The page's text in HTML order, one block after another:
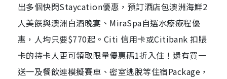
出多個快閃Staycation優惠，預訂酒店包澳洲海鮮2
人美饌與澳洲白酒晚宴、MiraSpa自選水療療程優
惠，人均只要$770起。Citi 信用卡或Citibank 扣賬
卡的持卡人更可領取限量優惠碼1折入住！還有買一
送一及餐飲連模擬賽車、密室逃脫等住宿Package，